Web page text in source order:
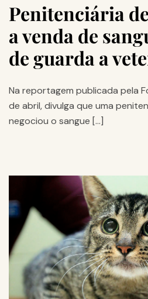
Penitenciária
a venda de
de guarda a
Na reportagem publicada pela
de abril, divulga que uma
negociou o sangue […]